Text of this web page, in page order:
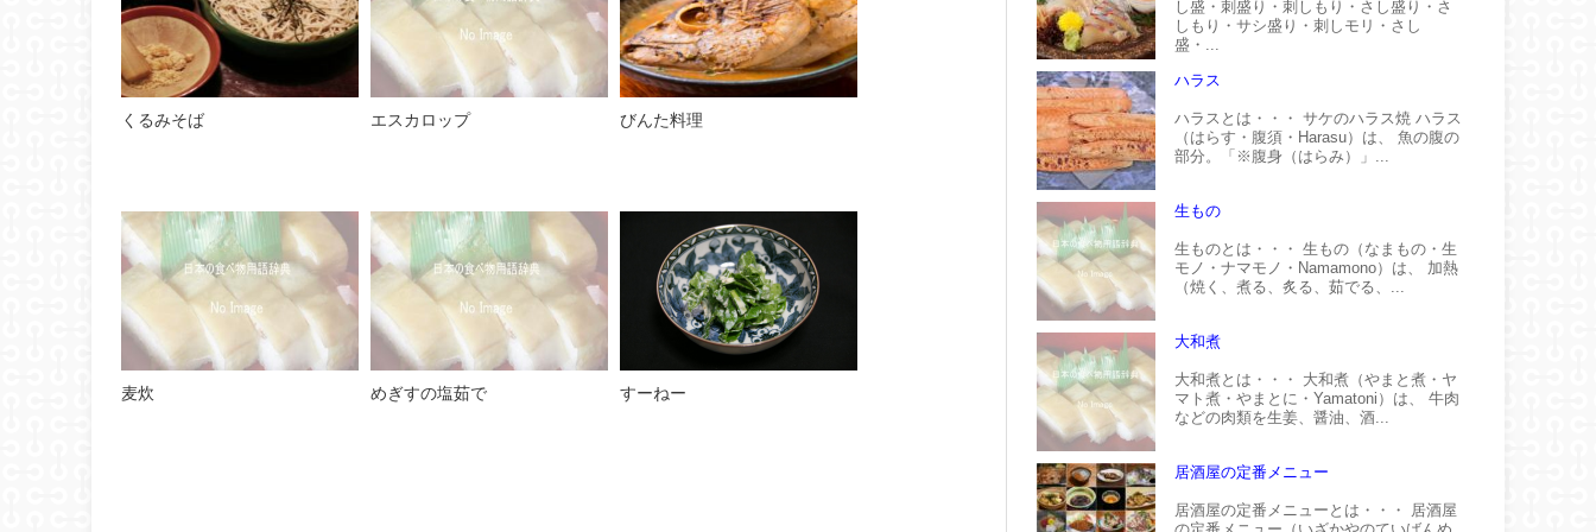
くるみそば エスカロップ びんた料理
麦炊 めぎすの塩茹で すーねー
し盛・刺盛り・刺しもり・さし盛り・さ
しもり・サシ盛り・刺しモリ・さし
盛・...
ハラス
ハラスとは・・・ サケのハラス焼 ハラス
（はらす・腹須・Harasu）は、 魚の腹の
部分。「※腹身（はらみ）」...
生もの
生ものとは・・・ 生もの（なまもの・生
モノ・ナマモノ・Namamono）は、 加熱
（焼く、煮る、炙る、茹でる、...
大和煮
大和煮とは・・・ 大和煮（やまと煮・ヤ
マト煮・やまとに・Yamatoni）は、 牛肉
などの肉類を生姜、醤油、酒...
居酒屋の定番メニュー
居酒屋の定番メニューとは・・・ 居酒屋
の定番メニュー（いざかやのていばんめ